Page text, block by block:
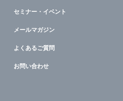
セミナー・イベント
メールマガジン
よくあるご質問
お問い合わせ